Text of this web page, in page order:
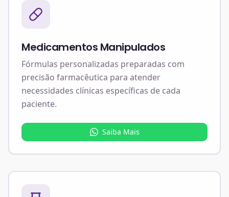
Medicamentos Manipulados
Fórmulas personalizadas preparadas com
precisão farmacêutica para atender
necessidades clínicas específicas de cada
paciente.
Saiba Mais